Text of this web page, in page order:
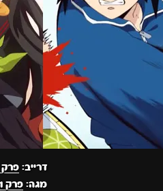
דרייב: פרק 1
מגה:פרק 1